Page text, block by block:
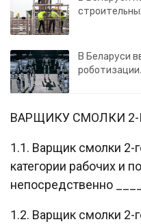
В Беларуси
ВАРЩИКУ СМОЛКИ 2-
1.1. Варщик смолки 2-
категории рабочих и
непосредственно
1.2. Варщик смолки 2-